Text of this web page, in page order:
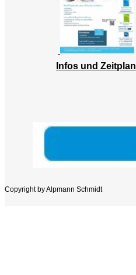
Infos und Zeitplan
Copyright by Alpmann Schmidt